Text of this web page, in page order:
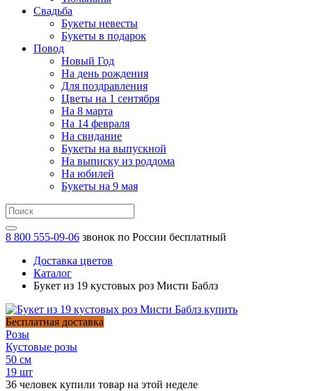
Свадьба
Букеты невесты
Букеты в подарок
Повод
Новый Год
На день рождения
Для поздравления
Цветы на 1 сентября
На 8 марта
На 14 февраля
На свидание
Букеты на выпускной
На выписку из роддома
На юбилей
Букеты на 9 мая
8 800 555-09-06 звонок по России бесплатный
Доставка цветов
Каталог
Букет из 19 кустовых роз Мисти Баблз
Бесплатная доставка
Розы
Кустовые розы
50 см
19 шт
36 человек купили товар на этой неделе